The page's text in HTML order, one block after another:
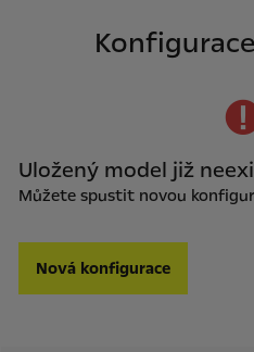
Uložený model již
Můžete spustit novou
Nová konfigurace